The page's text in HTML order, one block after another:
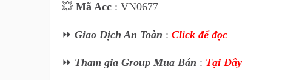
💥 Mã Acc : VN0677
⏩ Giao Dịch An Toàn : Click để đọc
⏩ Tham gia Group Mua Bán : Tại Đây